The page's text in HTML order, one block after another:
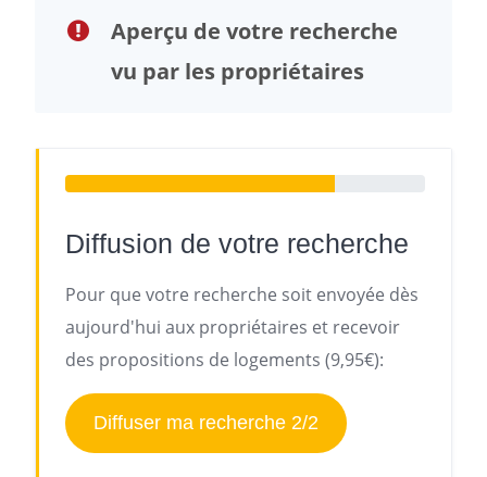
Aperçu de votre recherche
vu par les propriétaires
Diffusion de votre recherche
Pour que votre recherche soit envoyée dès
aujourd'hui aux propriétaires et recevoir
des propositions de logements (9,95€):
Diffuser ma recherche 2/2